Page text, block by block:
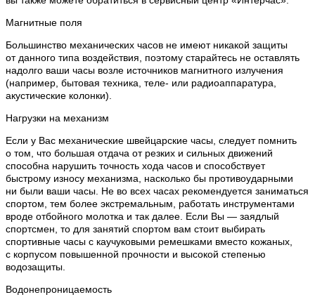
Магнитные поля
Большинство механических часов не имеют никакой защиты
от данного типа воздействия, поэтому старайтесь не оставлять
надолго ваши часы возле источников магнитного излучения
(например, бытовая техника, теле- или радиоаппаратура,
акустические колонки).
Нагрузки на механизм
Если у Вас механические швейцарские часы, следует помнить
о том, что большая отдача от резких и сильных движений
способна нарушить точность хода часов и способствует
быстрому износу механизма, насколько бы противоударными
ни были ваши часы. Не во всех часах рекомендуется заниматься
спортом, тем более экстремальным, работать инструментами
вроде отбойного молотка и так далее. Если Вы — заядлый
спортсмен, то для занятий спортом вам стоит выбирать
спортивные часы с каучуковыми ремешками вместо кожаных,
с корпусом повышенной прочности и высокой степенью
водозащиты.
Водонепроницаемость